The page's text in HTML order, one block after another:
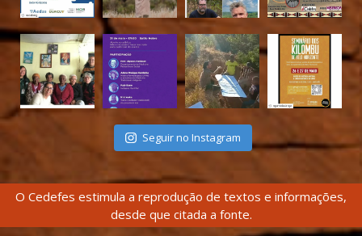
Seguir no Instagram
O Cedefes estimula a reprodução de textos e informações,
desde que citada a fonte.